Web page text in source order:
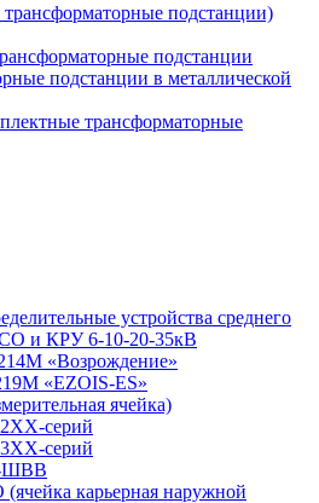
подстанции)
подстанции
подстанции в металлической
трансформаторные
устройства среднего
и КРУ 6-10-20-35кВ
«Возрождение»
«EZOIS-ES»
ячейка)
серий
серий
ШВВ
карьерная наружной